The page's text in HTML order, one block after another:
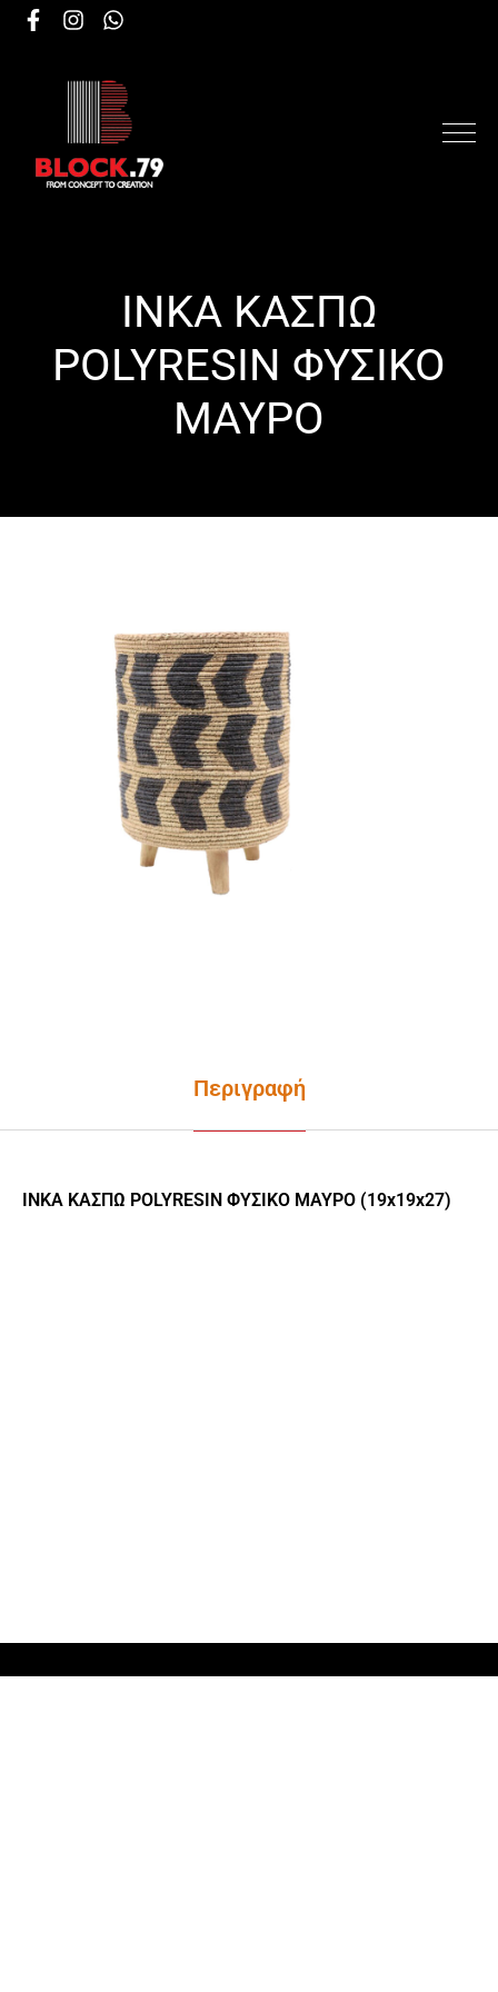
INKA ΚΑΣΠΩ
POLYRESIN ΦΥΣΙΚΟ
ΜΑΥΡΟ
Περιγραφή
INKA ΚΑΣΠΩ POLYRESIN ΦΥΣΙΚΟ ΜΑΥΡΟ (19x19x27)